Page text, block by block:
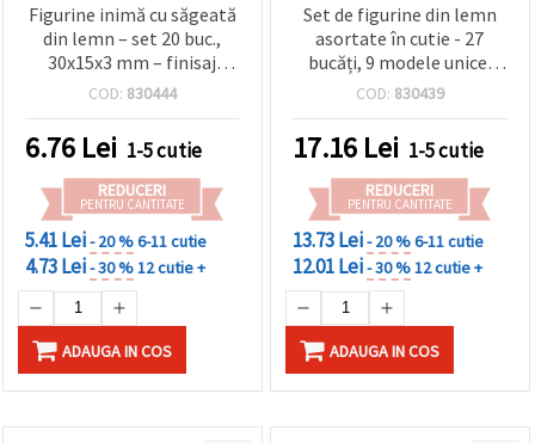
Figurine inimă cu săgeată
din lemn – set 20 buc.,
30x15x3 mm – finisaj
neted și design elegant,
scrapbooking, ambalare
cadouri și proiecte
DIY/handmade
COD: 830444
6.76 Lei 1-5 cutie
REDUCERI
PENTRU CANTITATE
5.41 Lei- 20 %6-11 cutie
4.73 Lei- 30 %12 cutie +
ADAUGA IN COS
Set de figurine din lemn
asortate în cutie - 27
bucăți, 9 modele unice,
dimensiuni 20-29 x 12-31 x
decorare, scrapbooking,
ambalare cadouri și artă
DIY
COD: 830439
17.16 Lei 1-5 cutie
REDUCERI
PENTRU CANTITATE
13.73 Lei- 20 %6-11 cutie
12.01 Lei- 30 %12 cutie +
ADAUGA IN COS